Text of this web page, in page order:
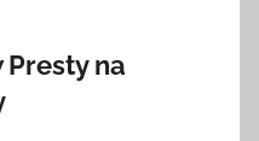
na